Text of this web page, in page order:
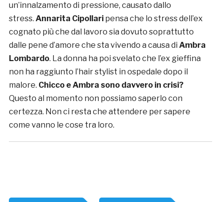
un’innalzamento di pressione, causato dallo
stress. Annarita Cipollari pensa che lo stress dell’ex
cognato più che dal lavoro sia dovuto soprattutto
dalle pene d’amore che sta vivendo a causa di Ambra
Lombardo. La donna ha poi svelato che l’ex gieffina
non ha raggiunto l’hair stylist in ospedale dopo il
malore. Chicco e Ambra sono davvero in crisi?
Questo al momento non possiamo saperlo con
certezza. Non ci resta che attendere per sapere
come vanno le cose tra loro.